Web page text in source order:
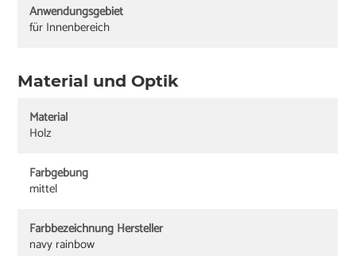
Anwendungsgebiet
für Innenbereich
Material und Optik
Material
Holz
Farbgebung
mittel
Farbbezeichnung Hersteller
navy rainbow